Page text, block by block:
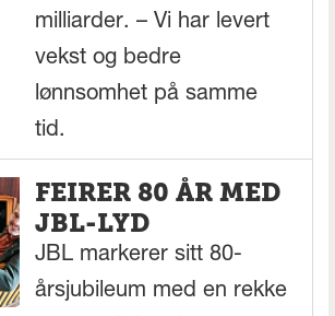
milliarder. – Vi har levert
vekst og bedre
lønnsomhet på samme
tid.
FEIRER 80 ÅR MED
JBL-LYD
JBL markerer sitt 80-
årsjubileum med en rekke